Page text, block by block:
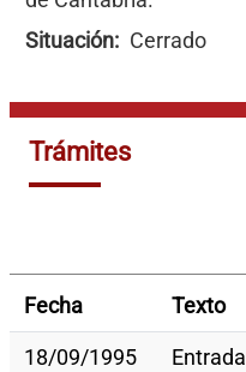
Situación
Cerrado
Trámites
Fecha Texto
18/09/1995
Entrada